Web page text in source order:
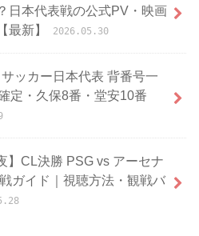
日本代表戦の公式PV・映画
最新】
2026.05.30
ッカー日本代表 背番号一
定・久保8番・堂安10番
】CL決勝 PSG vs アーセナ
ガイド｜視聴方法・観戦バ